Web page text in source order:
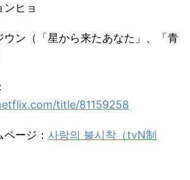
ヒョ
ウン（「星から来たあなた」、「青
title/81159258
ージ： 사랑의 불시착（tvN制